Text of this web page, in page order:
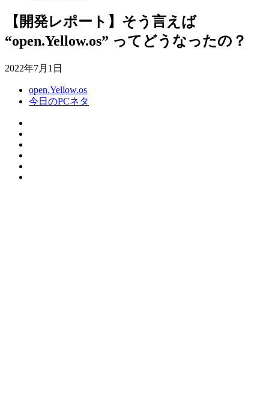
【開発レポート】そう言えば
“open.Yellow.os” ってどうなったの？
2022年7月1日
open.Yellow.os
今日のPCネタ